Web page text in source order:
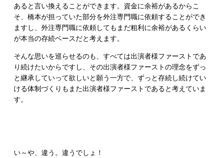
あると言い換えることができます。資金に余裕があるからこ
そ、橋本が担っていた部分を外注専門職に依頼することができ
ますし、外注専門職に依頼してもまだ粗利に余裕があるくらい
が本当の存続ベースだと考えます。
そんな思いを巡らせるのも、すべては出演者様ファーストであ
り続けたいからですし、その出演者様ファーストの理念をずっ
と継承していって欲しいと願う一方で、ずっと存続し続けてい
ける体制づくりもまた出演者様ファーストであると考えていま
す。
い～や、違う。違うでしょ！